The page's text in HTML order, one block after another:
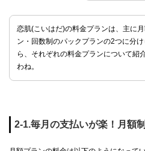
恋肌(こいはだ)の料金プランは、主に
ン・回数制のパックプランの2つに分
ら、それぞれの料金プランについて紹
わね。
2-1.毎月の支払いが楽！月額